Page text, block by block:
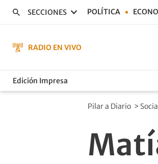
SECCIONES POLÍTICA
RADIO EN VIVO
Edición Impresa
Pilar a Diario >